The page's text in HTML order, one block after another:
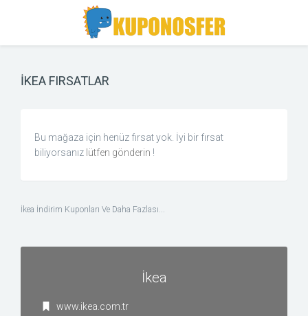
navigation
İKEA FIRSATLAR
Bu mağaza için henüz fırsat yok. İyi bir fırsat
biliyorsanız lütfen gönderin !
İkea İndirim Kuponları Ve Daha Fazlası...
İkea
www.ikea.com.tr